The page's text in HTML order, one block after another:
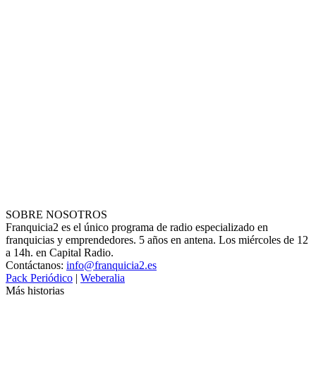
SOBRE NOSOTROS
Franquicia2 es el único programa de radio especializado en
franquicias y emprendedores. 5 años en antena. Los miércoles de 12
a 14h. en Capital Radio.
Contáctanos: info@franquicia2.es
Pack Periódico | Weberalia
Más historias